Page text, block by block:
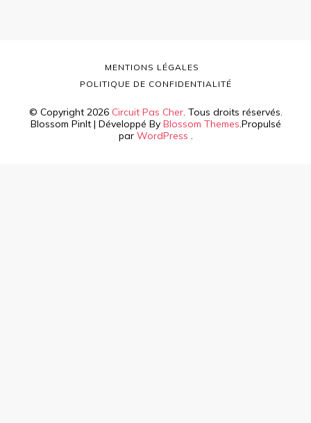
© Copyright 2026 Circuit Pas Cher. Tous droits réservés.
Blossom PinIt | Développé By Blossom Themes .Propulsé
par WordPress
MENTIONS LÉGALES
POLITIQUE DE CONFIDENTIALITÉ